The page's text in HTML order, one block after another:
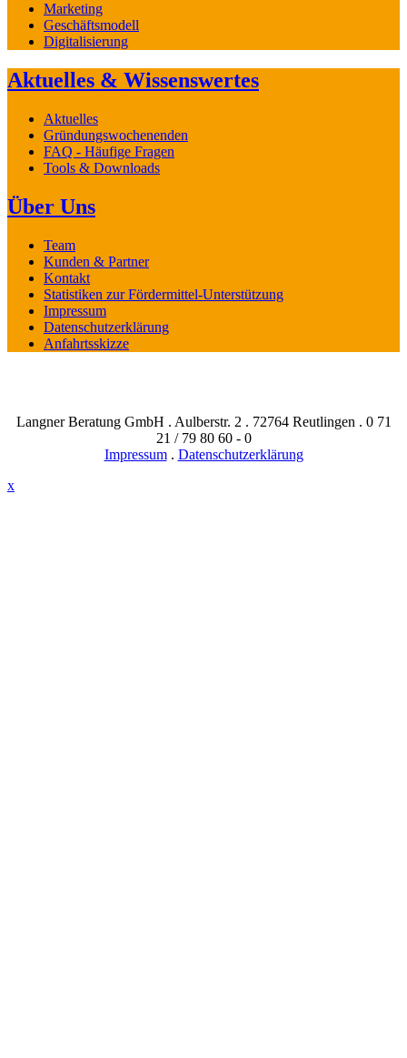
Marketing
Geschäftsmodell
Digitalisierung
Aktuelles & Wissenswertes
Aktuelles
Gründungswochenenden
FAQ - Häufige Fragen
Tools & Downloads
Über Uns
Team
Kunden & Partner
Kontakt
Statistiken zur Fördermittel-Unterstützung
Impressum
Datenschutzerklärung
Anfahrtsskizze
Langner Beratung GmbH . Aulberstr. 2 . 72764 Reutlingen . 0 71
21 / 79 80 60 - 0
Impressum. Datenschutzerklärung
x